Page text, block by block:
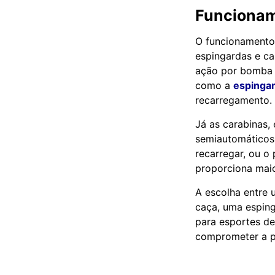
O
espingardas e
ação por
como a
recarregamento.
Já as carabinas,
recarregar, ou o
proporciona
A escolha entre
caça, uma
para esportes
comprometer a